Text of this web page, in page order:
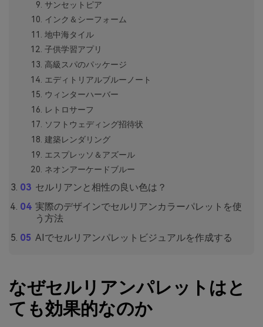
サンセットピア
インク＆シーフォーム
地中海タイル
子供学習アプリ
高級スパのパッケージ
エディトリアルブルーノート
ウィンターハーバー
レトロサーフ
ソフトウェディング招待状
建築レンダリング
エスプレッソ＆アズール
ネオンアーケードブルー
セルリアンと相性の良い色は？
実際のデザインでセルリアンカラーパレットを使
う方法
AIでセルリアンパレットビジュアルを作成する
なぜセルリアンパレットはと
ても効果的なのか